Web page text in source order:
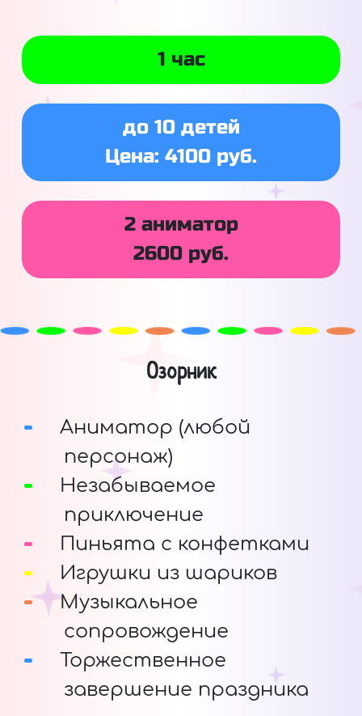
1 час
до 10 детей
Цена: 4100 руб.
2 аниматор
2600 руб.
Озорник
Аниматор (любой
персонаж)
Незабываемое
приключение
Пиньята с конфетками
Игрушки из шариков
Музыкальное
сопровождение
Торжественное
завершение праздника